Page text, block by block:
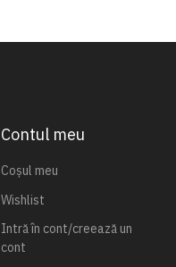
Contul meu
Coșul meu
Wishlist
Intră în cont/creează un
cont